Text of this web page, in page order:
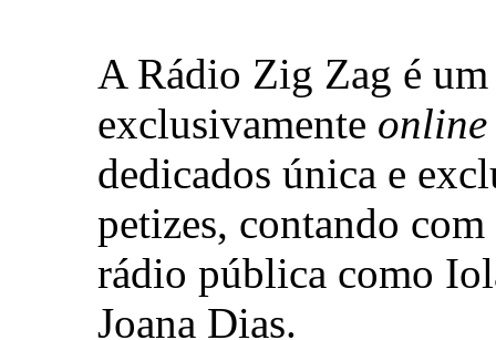
A Rádio Zig Zag é
exclusivamente online
dedicados única e
petizes, contando
rádio pública como
Joana Dias.